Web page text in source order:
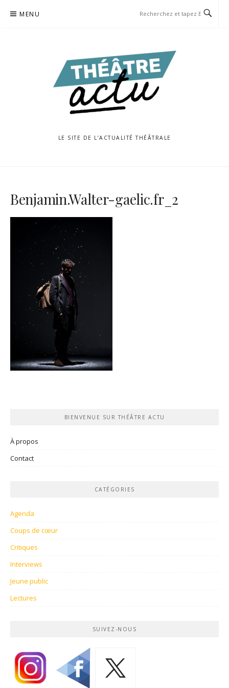
MENU
LE SITE DE L’ACTUALITÉ THÉÂTRALE
Benjamin.Walter-gaelic.fr_2
BIENVENUE SUR THÉÂTRE ACTU
À propos
Contact
CATÉGORIES
Agenda
Coups de cœur
Critiques
Interviews
Jeune public
Lectures
SUIVEZ-NOUS